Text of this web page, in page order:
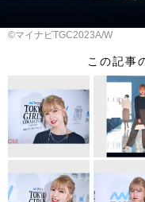
©︎マイナビTGC2023A/W
この記事